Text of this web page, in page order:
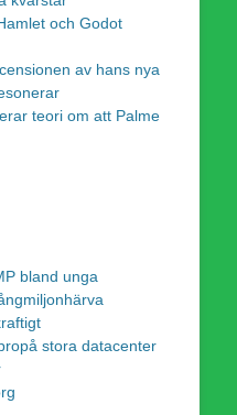
och Godot
av hans nya
teori om att Palme
bland unga
stora datacenter